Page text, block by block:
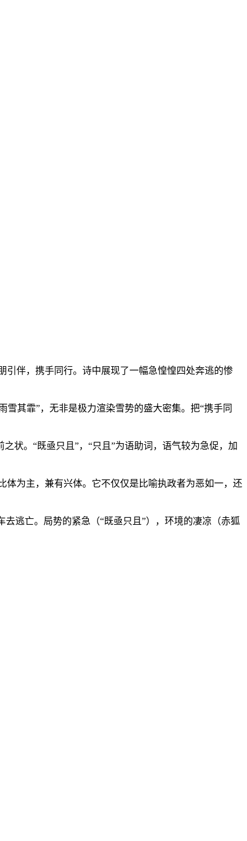
引伴，携手同行。诗中展现了一幅急惶惶四处奔逃的惨
雪其霏”，无非是极力渲染雪势的盛大密集。把“携手同
状。“既亟只且”，“只且”为语助词，语气较为急促，加
为主，兼有兴体。它不仅仅是比喻执政者为恶如一，还
逃亡。局势的紧急（“既亟只且”），环境的凄凉（赤狐